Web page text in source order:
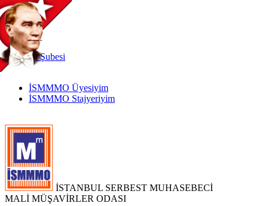
TR
|
EN
İnternetŞubesi
İSMMMO Üyesiyim
İSMMMO Stajyeriyim
İSTANBUL SERBEST MUHASEBECİ
MALİ MÜŞAVİRLER ODASI